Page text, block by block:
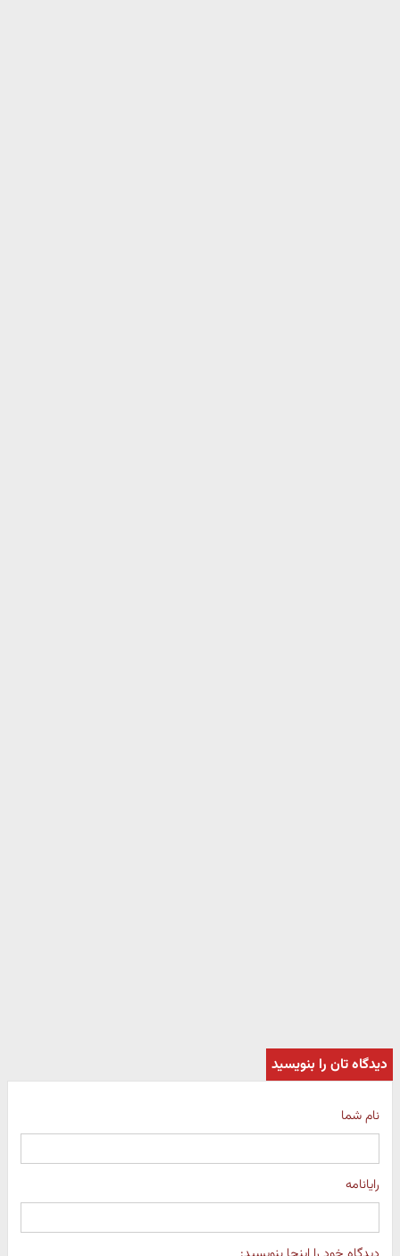
دیدگاه تان را بنویسید
نام شما
رایانامه